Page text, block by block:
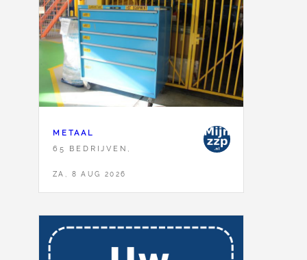
METAAL
65 BEDRIJVEN,
ZA, 8 AUG 2026